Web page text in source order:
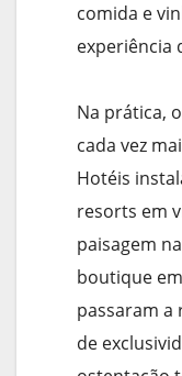
comida e
experiência
Na prática,
cada vez
Hotéis
resorts em
paisagem
boutique
passaram a
de